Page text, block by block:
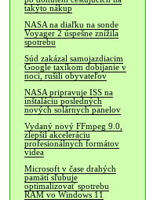
takýto nákup
NASA na diaľku na sonde
Voyager 2 úspešne znížila
spotrebu
Súd zakázal samojazdiacim
Google taxíkom dobíjanie v
noci, rušili obyvateľov
NASA pripravuje ISS na
inštaláciu posledných
nových solárnych panelov
Vydaný nový FFmpeg 9.0,
zlepšil akceleráciu
profesionálnych formátov
videa
Microsoft v čase drahých
pamätí sľubuje
optimalizovať spotrebu
RAM vo Windows 11